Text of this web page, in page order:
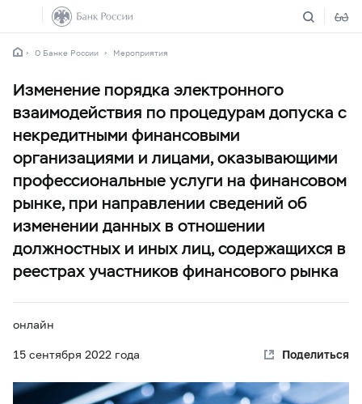
О Банке России Мероприятия
Изменение порядка электронного
взаимодействия по процедурам допуска с
некредитными финансовыми
организациями и лицами, оказывающими
профессиональные услуги на финансовом
рынке, при направлении сведений об
изменении данных в отношении
должностных и иных лиц, содержащихся в
реестрах участников финансового рынка
15 сентября 2022 года
онлайн
Поделиться